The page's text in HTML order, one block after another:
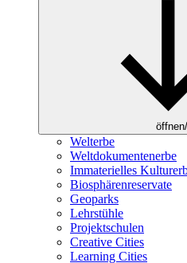
Welterbe
Weltdokumentenerbe
Immaterielles
Biosphärenreservate
Geoparks
Lehrstühle
Projektschulen
Creative Cities
Learning Cities